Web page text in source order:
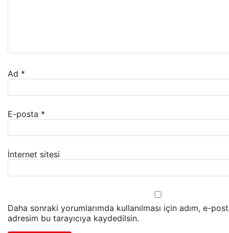
Ad *
E-posta *
İnternet sitesi
Daha sonraki yorumlarımda kullanılması için adım, e-
adresim bu tarayıcıya kaydedilsin.